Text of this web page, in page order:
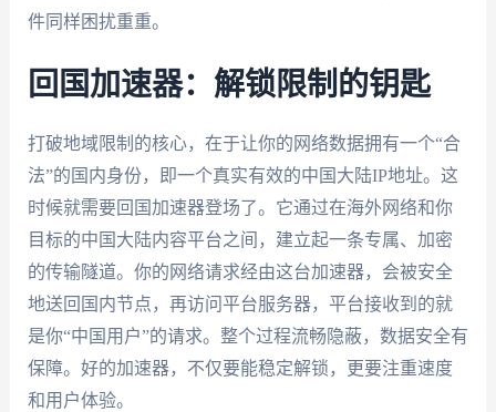
件同样困扰重重。
回国加速器：解锁限制的钥匙
打破地域限制的核心，在于让你的网络数据拥有一个“合
法”的国内身份，即一个真实有效的中国大陆IP地址。这
时候就需要回国加速器登场了。它通过在海外网络和你
目标的中国大陆内容平台之间，建立起一条专属、加密
的传输隧道。你的网络请求经由这台加速器，会被安全
地送回国内节点，再访问平台服务器，平台接收到的就
是你“中国用户”的请求。整个过程流畅隐蔽，数据安全有
保障。好的加速器，不仅要能稳定解锁，更要注重速度
和用户体验。